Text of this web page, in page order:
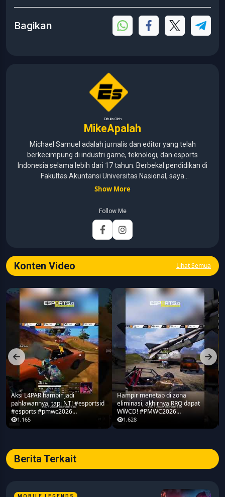
Bagikan
Ditulis Oleh
MikeApalah
Michael Samuel adalah jurnalis dan editor yang telah
berkecimpung di industri game, teknologi, dan esports
Indonesia selama lebih dari 17 tahun. Berbekal pendidikan di
Fakultas Akuntansi Universitas Nasional, saya
menggabungkan kemampuan analisis dengan pengalaman
pernah menangani berbagai peran, mulai dari reporter, editor,
marketing, business development, hingga Editor in Chief.
Fokus utamanya adalah menghadirkan tulisan yang
informatif, mendalam, dan mudah dipahami, khususnya
Show More
Follow Me
Konten Video Lihat Semua
Aksi L4PAR hampir jadi
pahlawannya, tapi NT! #esportsid
#esports #pmwc2026
#pubgmobile #teamrrq
1,165
Hampir menetap di zona
eliminasi, akhirnya RRQ dapat
WWCD! #PMWC2026
#pubgmobile #teamrrq
1,628
Berita Terkait